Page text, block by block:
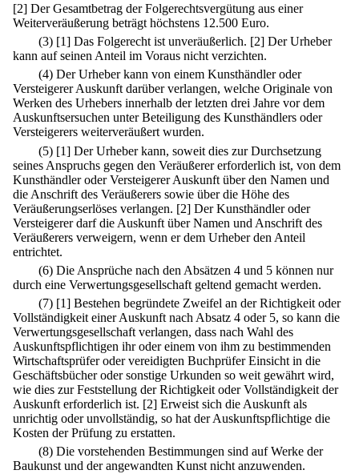
[2] Der Gesamtbetrag der Folgerechtsvergütung aus einer
Weiterveräußerung beträgt höchstens 12.500 Euro.
(3) [1] Das Folgerecht ist unveräußerlich. [2] Der Urheber
kann auf seinen Anteil im Voraus nicht verzichten.
(4) Der Urheber kann von einem Kunsthändler oder
Versteigerer Auskunft darüber verlangen, welche Originale von
Werken des Urhebers innerhalb der letzten drei Jahre vor dem
Auskunftsersuchen unter Beteiligung des Kunsthändlers oder
Versteigerers weiterveräußert wurden.
(5) [1] Der Urheber kann, soweit dies zur Durchsetzung
seines Anspruchs gegen den Veräußerer erforderlich ist, von dem
Kunsthändler oder Versteigerer Auskunft über den Namen und
die Anschrift des Veräußerers sowie über die Höhe des
Veräußerungserlöses verlangen. [2] Der Kunsthändler oder
Versteigerer darf die Auskunft über Namen und Anschrift des
Veräußerers verweigern, wenn er dem Urheber den Anteil
entrichtet.
(6) Die Ansprüche nach den Absätzen 4 und 5 können nur
durch eine Verwertungsgesellschaft geltend gemacht werden.
(7) [1] Bestehen begründete Zweifel an der Richtigkeit oder
Vollständigkeit einer Auskunft nach Absatz 4 oder 5, so kann die
Verwertungsgesellschaft verlangen, dass nach Wahl des
Auskunftspflichtigen ihr oder einem von ihm zu bestimmenden
Wirtschaftsprüfer oder vereidigten Buchprüfer Einsicht in die
Geschäftsbücher oder sonstige Urkunden so weit gewährt wird,
wie dies zur Feststellung der Richtigkeit oder Vollständigkeit der
Auskunft erforderlich ist. [2] Erweist sich die Auskunft als
unrichtig oder unvollständig, so hat der Auskunftspflichtige die
Kosten der Prüfung zu erstatten.
(8) Die vorstehenden Bestimmungen sind auf Werke der
Baukunst und der angewandten Kunst nicht anzuwenden.